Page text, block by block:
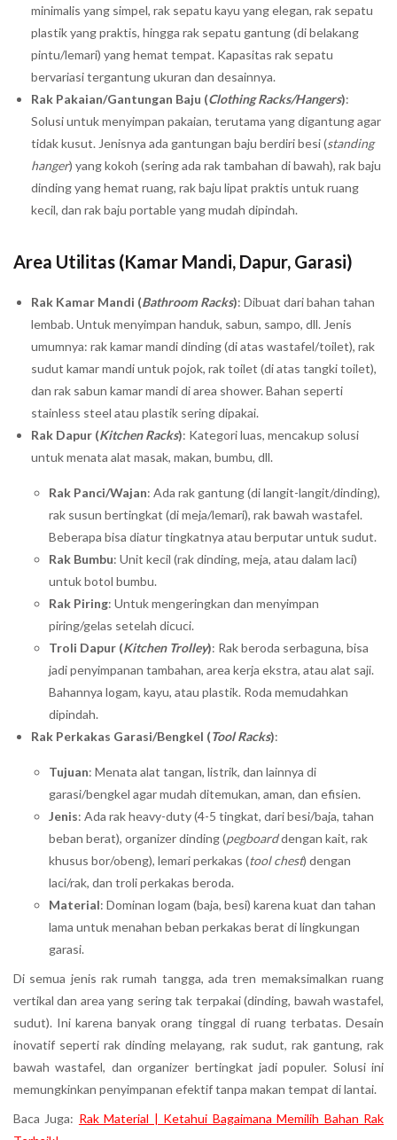
minimalis yang simpel, rak sepatu kayu yang elegan, rak sepatu
plastik yang praktis, hingga rak sepatu gantung (di belakang
pintu/lemari) yang hemat tempat. Kapasitas rak sepatu
bervariasi tergantung ukuran dan desainnya.
Rak Pakaian/Gantungan Baju (Clothing Racks/Hangers):
Solusi untuk menyimpan pakaian, terutama yang digantung agar
tidak kusut. Jenisnya ada gantungan baju berdiri besi (standing
hanger) yang kokoh (sering ada rak tambahan di bawah), rak baju
dinding yang hemat ruang, rak baju lipat praktis untuk ruang
kecil, dan rak baju portable yang mudah dipindah.
Area Utilitas (Kamar Mandi, Dapur, Garasi)
Rak Kamar Mandi (Bathroom Racks): Dibuat dari bahan tahan
lembab. Untuk menyimpan handuk, sabun, sampo, dll. Jenis
umumnya: rak kamar mandi dinding (di atas wastafel/toilet), rak
sudut kamar mandi untuk pojok, rak toilet (di atas tangki toilet),
dan rak sabun kamar mandi di area shower. Bahan seperti
stainless steel atau plastik sering dipakai.
Rak Dapur (Kitchen Racks): Kategori luas, mencakup solusi
untuk menata alat masak, makan, bumbu, dll.
Rak Panci/Wajan: Ada rak gantung (di langit-langit/dinding),
rak susun bertingkat (di meja/lemari), rak bawah wastafel.
Beberapa bisa diatur tingkatnya atau berputar untuk sudut.
Rak Bumbu: Unit kecil (rak dinding, meja, atau dalam laci)
untuk botol bumbu.
Rak Piring: Untuk mengeringkan dan menyimpan
piring/gelas setelah dicuci.
Troli Dapur (Kitchen Trolley): Rak beroda serbaguna, bisa
jadi penyimpanan tambahan, area kerja ekstra, atau alat saji.
Bahannya logam, kayu, atau plastik. Roda memudahkan
dipindah.
Rak Perkakas Garasi/Bengkel (Tool Racks):
Tujuan: Menata alat tangan, listrik, dan lainnya di
garasi/bengkel agar mudah ditemukan, aman, dan efisien.
Jenis: Ada rak heavy-duty (4-5 tingkat, dari besi/baja, tahan
beban berat), organizer dinding (pegboarddengan kait, rak
khusus bor/obeng), lemari perkakas (tool chest) dengan
laci/rak, dan troli perkakas beroda.
Material: Dominan logam (baja, besi) karena kuat dan tahan
lama untuk menahan beban perkakas berat di lingkungan
garasi.
Di semua jenis rak rumah tangga, ada tren memaksimalkan ruang
vertikal dan area yang sering tak terpakai (dinding, bawah wastafel,
sudut). Ini karena banyak orang tinggal di ruang terbatas. Desain
inovatif seperti rak dinding melayang, rak sudut, rak gantung, rak
bawah wastafel, dan organizer bertingkat jadi populer. Solusi ini
memungkinkan penyimpanan efektif tanpa makan tempat di lantai.
Baca Juga: Rak Material | Ketahui Bagaimana Memilih Bahan Rak